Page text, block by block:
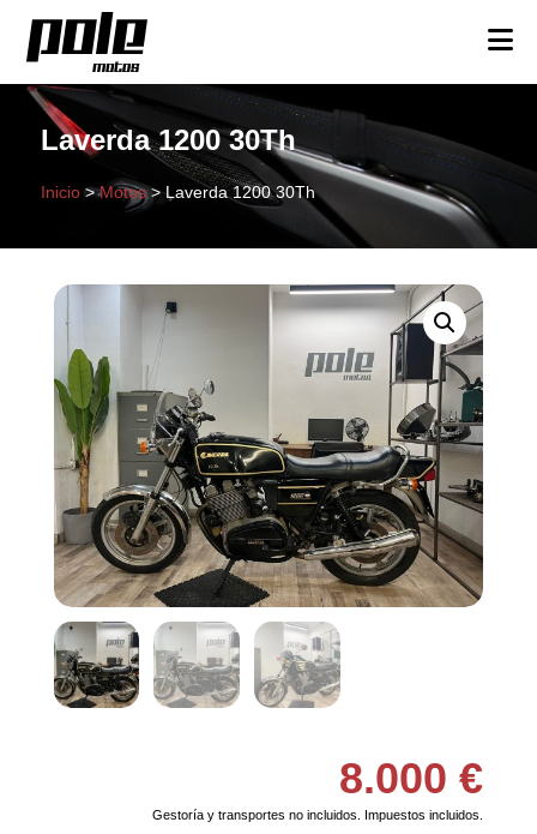
Laverda 1200 30Th
Inicio>Motos>Laverda 1200 30Th
8.000€
Gestoría y transportes no incluidos. Impuestos incluidos.